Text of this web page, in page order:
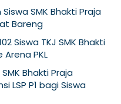
SMK Bhakti Praja
Bareng
Siswa TKJ SMK Bhakti
Arena PKL
Bhakti Praja
LSP P1 bagi Siswa